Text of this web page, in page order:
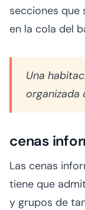
secciones que
en la cola del
Una
organizada
cenas
Las cenas
tiene que
y grupos de